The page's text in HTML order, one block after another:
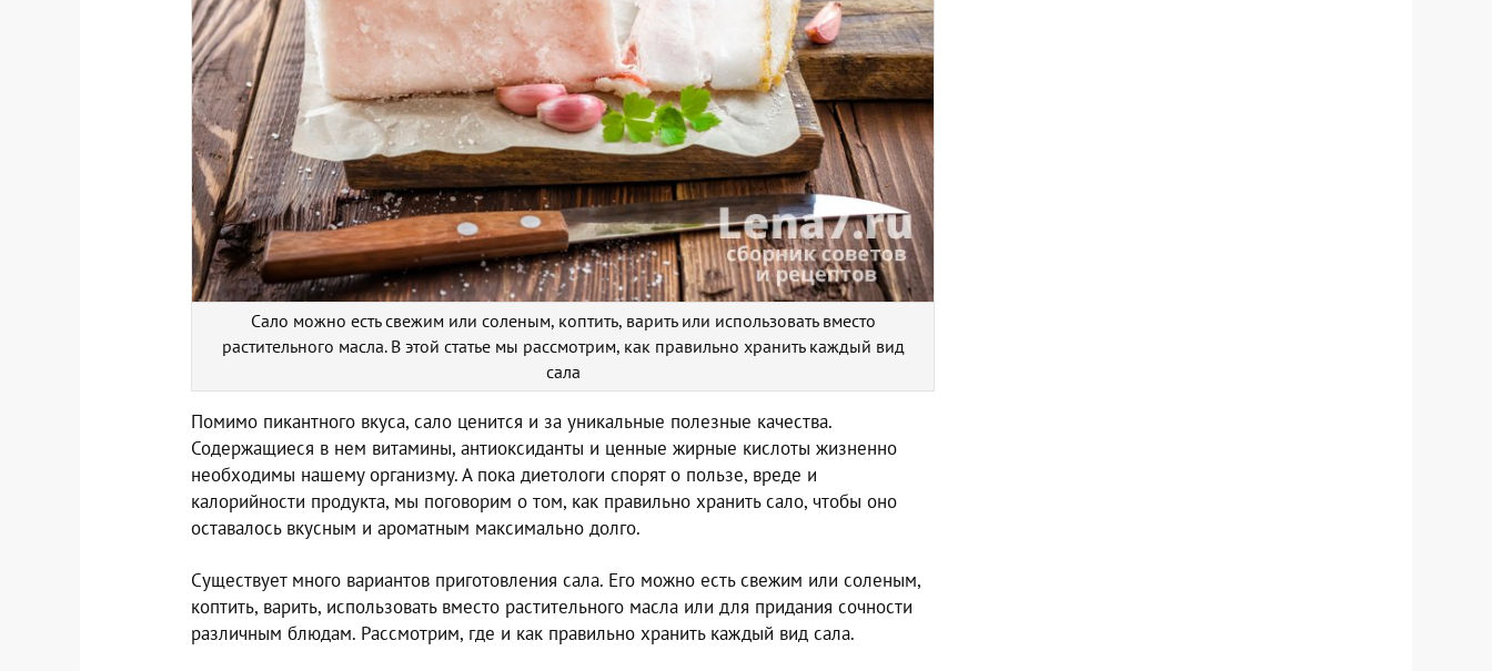
Сало можно есть свежим или соленым, коптить, варить или использовать вместо
растительного масла. В этой статье мы рассмотрим, как правильно хранить каждый вид
сала
Помимо пикантного вкуса, сало ценится и за уникальные полезные качества.
Содержащиеся в нем витамины, антиоксиданты и ценные жирные кислоты жизненно
необходимы нашему организму. А пока диетологи спорят о пользе, вреде и
калорийности продукта, мы поговорим о том, как правильно хранить сало, чтобы оно
оставалось вкусным и ароматным максимально долго.
Существует много вариантов приготовления сала. Его можно есть свежим или соленым,
коптить, варить, использовать вместо растительного масла или для придания сочности
различным блюдам. Рассмотрим, где и как правильно хранить каждый вид сала.